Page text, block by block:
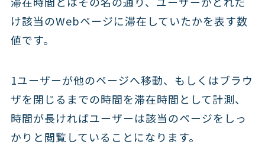
け該当のWebページに滞在していたかを表す数
値です。
1ユーザーが他のページへ移動、もしくはブラウ
ザを閉じるまでの時間を滞在時間として計測、
時間が長ければユーザーは該当のページをしっ
かりと閲覧していることになります。